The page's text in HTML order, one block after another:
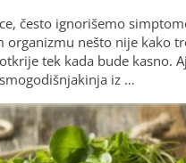
često ignorišemo
organizmu nešto nije kako
tek kada bude kasno.
iz …